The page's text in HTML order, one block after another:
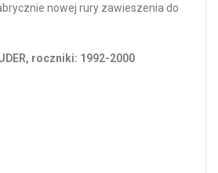
nowej rury zawieszenia do
roczniki: 1992-2000